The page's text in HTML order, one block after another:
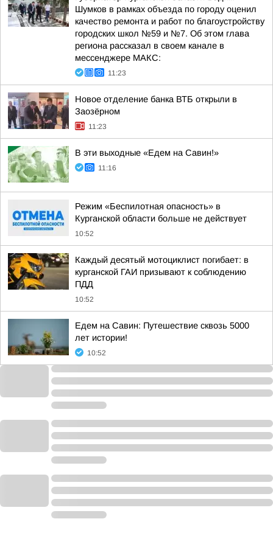
Шумков в рамках объезда по городу оценил
качество ремонта и работ по благоустройству
городских школ №59 и №7. Об этом глава
региона рассказал в своем канале в
мессенджере МАКС:
11:23
Новое отделение банка ВТБ открыли в
Заозёрном
11:23
В эти выходные «Едем на Савин!»
11:16
Режим «Беспилотная опасность» в
Курганской области больше не действует
10:52
Каждый десятый мотоциклист погибает: в
курганской ГАИ призывают к соблюдению
ПДД
10:52
Едем на Савин: Путешествие сквозь 5000
лет истории!
10:52